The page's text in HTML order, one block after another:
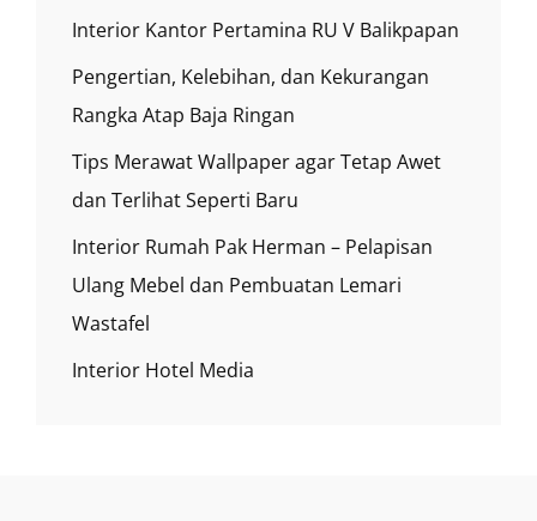
Interior Kantor Pertamina RU V Balikpapan
Pengertian, Kelebihan, dan Kekurangan
Rangka Atap Baja Ringan
Tips Merawat Wallpaper agar Tetap Awet
dan Terlihat Seperti Baru
Interior Rumah Pak Herman – Pelapisan
Ulang Mebel dan Pembuatan Lemari
Wastafel
Interior Hotel Media